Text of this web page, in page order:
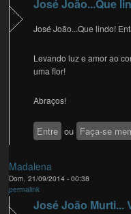
José João...Que
José João...Que lindo!
Levando luz e amor ao
uma flor!
Abraços!
Entre ou Faça-se
Madalena
Dom, 21/09/2014 - 00:38
permalink
José João Murti...